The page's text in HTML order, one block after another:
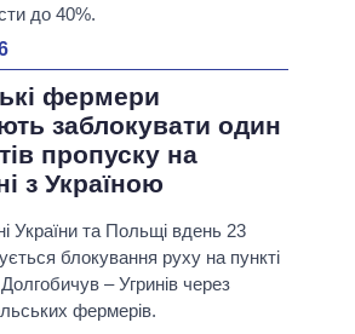
до 40%.
фермери
заблокувати один
пропуску на
з Україною
України та Польщі вдень 23
блокування руху на пункті
– Угринів через
фермерів.